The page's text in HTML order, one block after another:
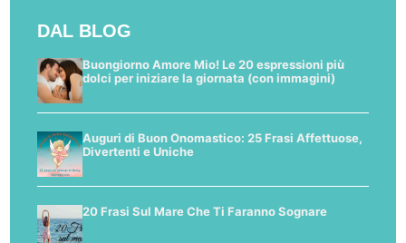
DAL BLOG
Buongiorno Amore Mio! Le 20 espressioni più
dolci per iniziare la giornata (con immagini)
Auguri di Buon Onomastico: 25 Frasi Affettuose,
Divertenti e Uniche
20 Frasi Sul Mare Che Ti Faranno Sognare